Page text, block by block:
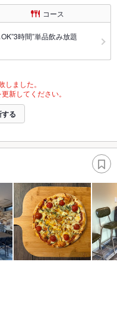
コース
時間”単品飲み放題
ました。
新してください。
る